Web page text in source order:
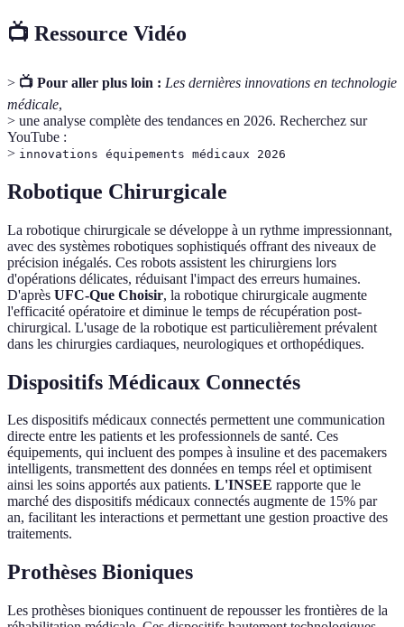
📺 Ressource Vidéo
> 📺 Pour aller plus loin : Les dernières innovations en technologie
médicale,
> une analyse complète des tendances en 2026. Recherchez sur
YouTube :
> innovations équipements médicaux 2026
Robotique Chirurgicale
La robotique chirurgicale se développe à un rythme impressionnant,
avec des systèmes robotiques sophistiqués offrant des niveaux de
précision inégalés. Ces robots assistent les chirurgiens lors
d'opérations délicates, réduisant l'impact des erreurs humaines.
D'après UFC-Que Choisir, la robotique chirurgicale augmente
l'efficacité opératoire et diminue le temps de récupération post-
chirurgical. L'usage de la robotique est particulièrement prévalent
dans les chirurgies cardiaques, neurologiques et orthopédiques.
Dispositifs Médicaux Connectés
Les dispositifs médicaux connectés permettent une communication
directe entre les patients et les professionnels de santé. Ces
équipements, qui incluent des pompes à insuline et des pacemakers
intelligents, transmettent des données en temps réel et optimisent
ainsi les soins apportés aux patients. L'INSEE rapporte que le
marché des dispositifs médicaux connectés augmente de 15% par
an, facilitant les interactions et permettant une gestion proactive des
traitements.
Prothèses Bioniques
Les prothèses bioniques continuent de repousser les frontières de la